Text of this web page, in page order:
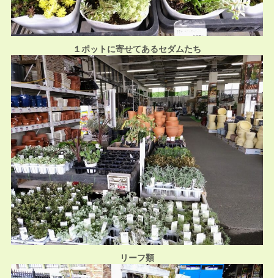
１ポットに寄せてあるセダムたち
リーフ類